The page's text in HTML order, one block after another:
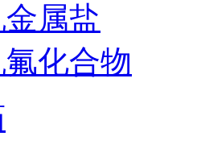
属盐
化合物